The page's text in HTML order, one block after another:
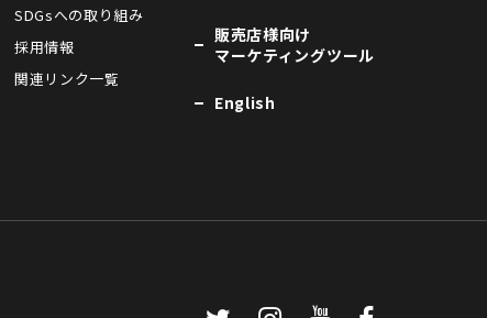
SDGsへの取り組み
採用情報
関連リンク一覧
販売店様向け
マーケティングツール
English